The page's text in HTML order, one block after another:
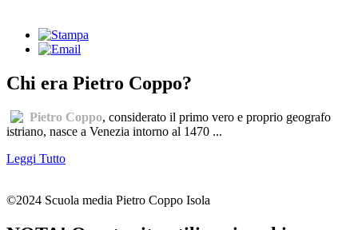
Chi era Pietro Coppo?
Pietro Coppo, considerato il primo vero e proprio geografo
istriano, nasce a Venezia intorno al 1470 ...
Leggi Tutto
©2024 Scuola media Pietro Coppo Isola